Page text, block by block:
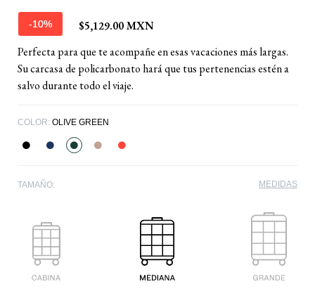
-10%
$5,129.00 MXN
Perfecta para que te acompañe en esas vacaciones más largas.
Su carcasa de policarbonato hará que tus pertenencias estén a
salvo durante todo el viaje.
COLOR: OLIVE GREEN
TAMAÑO: MEDIDAS